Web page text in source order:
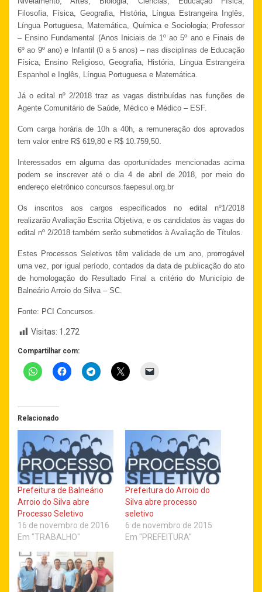
Filosofia, Física, Geografia, História, Língua Estrangeira Inglês,
Língua Portuguesa, Matemática, Química e Sociologia; Professor
– Ensino Fundamental (Anos Iniciais de 1º ao 5º ano e Finais de
6º ao 9º ano) e Infantil (0 a 5 anos) – nas disciplinas de Educação
Física, Ensino Religioso, Geografia, História, Língua Estrangeira
Espanhol e Inglês, Língua Portuguesa e Matemática.
Já o edital nº 2/2018 traz as vagas distribuídas nas funções de
Agente Comunitário de Saúde, Médico e Médico – ESF.
Com carga horária de 10h a 40h, a remuneração dos aprovados
tem valor entre R$ 619,80 e R$ 10.759,50.
Interessados em alguma das oportunidades mencionadas acima
podem se inscrever até o dia 4 de abril de 2018, por meio do
endereço eletrônico concursos.faepesul.org.br
Os inscritos aos cargos especificados no edital nº1/2018
realizarão Avaliação Escrita Objetiva, e os candidatos às vagas do
edital nº 2/2018 também serão submetidos à Avaliação de Títulos.
Estes Processos Seletivos têm validade de um ano, prorrogável
uma vez, por igual período, contados da data de publicação do ato
de homologação do Resultado Final a critério do Município de
Balneário Arroio do Silva – SC.
Fonte: PCI Concursos.
Visitas: 1.272
Compartilhar com:
Relacionado
Prefeitura de Balneário
Arroio do Silva abre
Processo Seletivo
16 de novembro de 2016
Em "TRABALHO"
Prefeitura do Arroio do
Silva abre processo
seletivo
6 de novembro de 2015
Em "PREFEITURA"